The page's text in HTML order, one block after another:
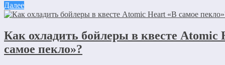
Далее
Как охладить бойлеры в квесте Atomic
самое пекло»?